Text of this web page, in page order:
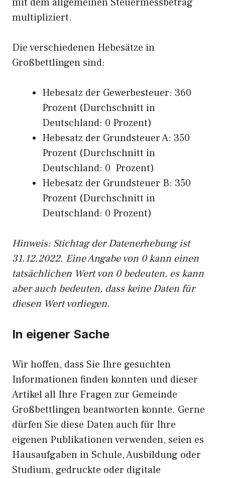
multipliziert.
Die verschiedenen Hebesätze in
Großbettlingen sind:
Hebesatz der Gewerbesteuer: 360
Prozent (Durchschnitt in
Deutschland: 0 Prozent)
Hebesatz der Grundsteuer A: 350
Prozent (Durchschnitt in
Deutschland: 0 Prozent)
Hebesatz der Grundsteuer B: 350
Prozent (Durchschnitt in
Deutschland: 0 Prozent)
Hinweis: Stichtag der Datenerhebung ist
31.12.2022. Eine Angabe von 0 kann einen
tatsächlichen Wert von 0 bedeuten, es kann
aber auch bedeuten, dass keine Daten für
diesen Wert vorliegen.
In eigener Sache
Wir hoffen, dass Sie Ihre gesuchten
Informationen finden konnten und dieser
Artikel all Ihre Fragen zur Gemeinde
Großbettlingen beantworten konnte. Gerne
dürfen Sie diese Daten auch für Ihre
eigenen Publikationen verwenden, seien es
Hausaufgaben in Schule, Ausbildung oder
Studium, gedruckte oder digitale